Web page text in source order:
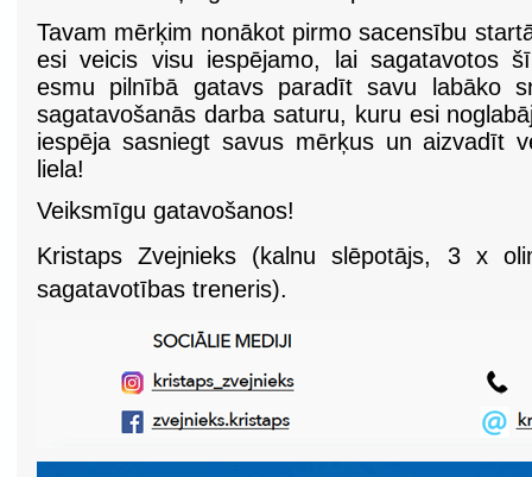
Tavam mērķim nonākot pirmo sacensību
esi veicis visu iespējamo, lai sagatavotos
esmu pilnībā gatavs paradīt savu labāko
sagatavošanās darba saturu, kuru esi
iespēja sasniegt savus mērķus un aizvadīt
liela!
Veiksmīgu gatavošanos!
Kristaps Zvejnieks (kalnu slēpotājs, 3 x
sagatavotības treneris).